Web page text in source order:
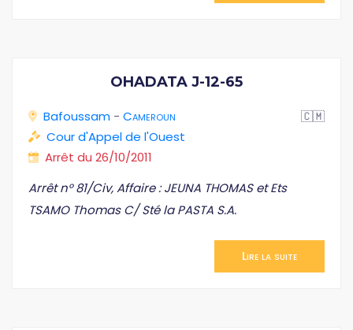
OHADATA J-12-65
Bafoussam - Cameroun
🇨🇲
Cour d'Appel de l'Ouest
Arrêt du 26/10/2011
Arrêt n° 81/Civ, Affaire : JEUNA THOMAS et Ets
TSAMO Thomas C/ Sté la PASTA S.A.
Lire la suite